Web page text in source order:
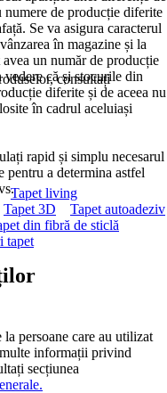
de producție diferite
Se va asigura caracterul
în magazine și la
un număr de producție
că și stocurile din
diferite și de aceea nu
în cadrul aceluiași
rapid și simplu necesarul
pentru a determina astfel
consultați
Tapet living
Tapet 3D
Tapet autoadeziv
din fibră de sticlă
tapet
persoane care au utilizat
informații privind
secțiunea